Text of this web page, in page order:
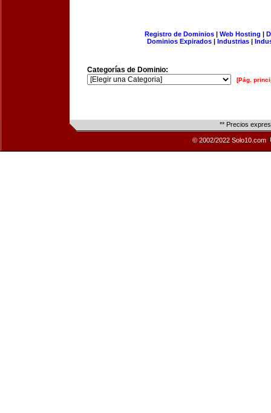
Registro de Dominios| Web Hosting |
Dominios Expirados | Industrias |
Categorías de Dominio:
[Pág.
** Precios
© 2002/2022 Solo10.com